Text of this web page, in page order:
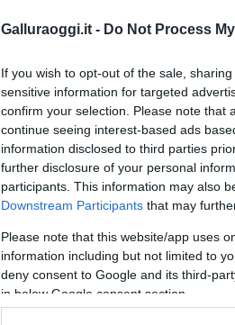
Galluraoggi.it - Do Not Process
If you wish to opt-out of the sale,
sensitive information for targeted
confirm your selection. Please note that
continue seeing interest-based ads
information disclosed to third parties
further disclosure of your personal
participants. This information may also
Downstream Participants that may
Please note that this website/app uses
information including but not limited to
deny consent to Google and its third-
in below Google consent section.